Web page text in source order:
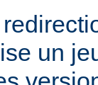
un